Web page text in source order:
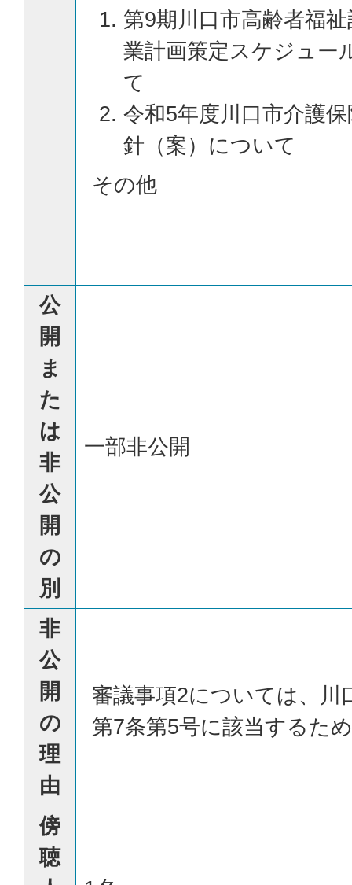
第9期川口市高齢者福
業計画策定スケジュー
て
令和5年度川口市介護
針（案）について
その他
公
開
ま
た
は
非
公
開
の
別
一部非公開
非
公
開
の
理
由
審議事項2については、川
第7条第5号に該当するため
傍
聴